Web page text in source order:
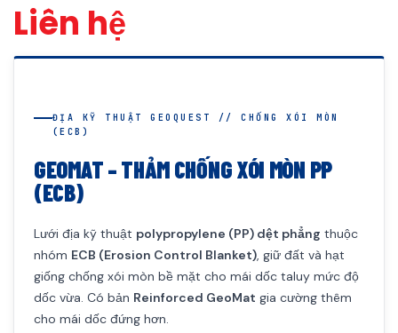
Liên hệ
ĐỊA KỸ THUẬT GEOQUEST // CHỐNG XÓI MÒN
(ECB)
GEOMAT – THẢM CHỐNG XÓI MÒN PP
(ECB)
Lưới địa kỹ thuật polypropylene (PP) dệt phẳng thuộc
nhóm ECB (Erosion Control Blanket), giữ đất và hạt
giống chống xói mòn bề mặt cho mái dốc taluy mức độ
dốc vừa. Có bản Reinforced GeoMat gia cường thêm
cho mái dốc đứng hơn.